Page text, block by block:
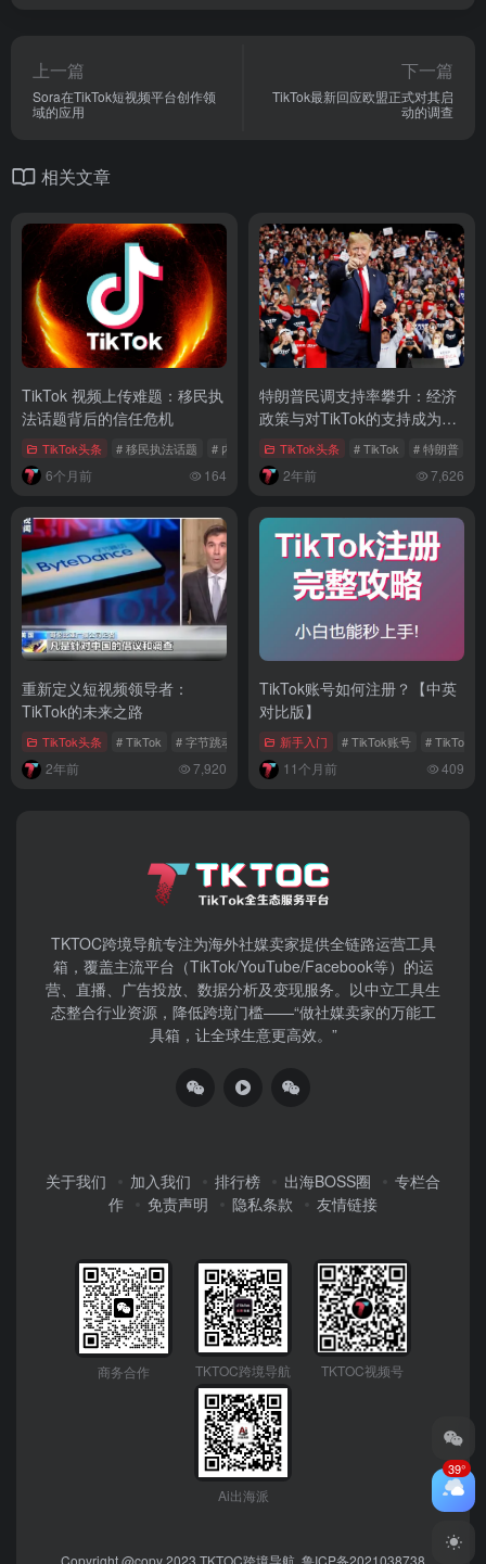
上一篇
Sora在TikTok短视频平台创作领
域的应用
下一篇
TikTok最新回应欧盟正式对其启
动的调查
相关文章
TikTok 视频上传难题：移民执
法话题背后的信任危机
TikTok头条 # 移民执法话题 # 内容审查质疑 # TikTok
6个月前 164
特朗普民调支持率攀升：经济
政策与对TikTok的支持成为焦
点 TikTok头条 # TikTok # 特朗普
2年前 7,626
重新定义短视频领导者：
TikTok的未来之路
TikTok头条 # TikTok # 字节跳动 # 美国法案
2年前 7,920
TikTok账号如何注册？【中英
对比版】
新手入门 # TikTok账号 # TikTok
11个月前 409
TKTOC跨境导航​专注为海外社媒卖家提供全链路运营工具
箱，覆盖主流平台（TikTok/YouTube/Facebook等）​的运
营、直播、广告投放、数据分析及变现服务。以中立工具生
态整合行业资源，降低跨境门槛——“做社媒卖家的万能工
具箱，让全球生意更高效。”
关于我们 加入我们 排行榜 出海BOSS圈
专栏合
作
免责声明 隐私条款 友情链接
商务合作 TKTOC跨境导航 TKTOC视频号
Ai出海派
Copyright @copy 2023 TKTOC跨境导航 鲁ICP备2021038738
39°